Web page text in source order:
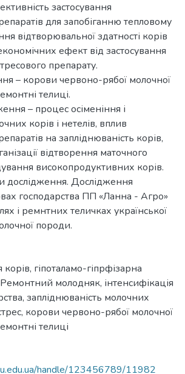
застосування
для запобіганню тепловому
відтворювальної здатності корів
ефект від застосування
препарату.
– корови червоно-рябої молочної
телиці.
– процес осіменіння і
корів і нетелів, вплив
на запліднюваність корів,
відтворення маточного
високопродуктивних корів.
дослідження. Дослідження
господарства ПП «Ланна - Агро»
і ремнтних теличках української
породи.
корів, гіпоталамо-гіпрфізарна
Ремонтний молодняк, інтенсифікація
, запліднюваність молочних
, корови червоно-рябої молочної
телиці
handle/123456789/11982